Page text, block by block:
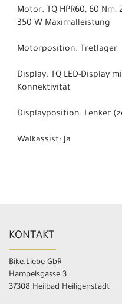
Motor: TQ HPR60, 60
350 W Maximalleistung
Motorposition: Tretlager
Display: TQ LED-Display
Konnektivität
Displayposition: Lenker
Walkassist: Ja
KONTAKT
Bike.Liebe GbR
Hampelsgasse 3
37308 Heilbad Heiligenstadt